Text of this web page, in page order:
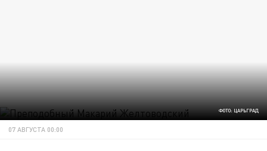
ФОТО: ЦАРЬГРАД
07 АВГУСТА 00:00